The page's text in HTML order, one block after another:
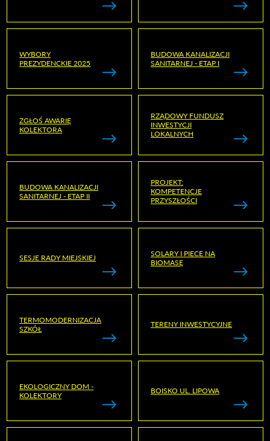
WYBORY
PREZYDENCKIE 2025
BUDOWA KANALIZACJI
SANITARNEJ - ETAP I
ZGŁOŚ AWARIĘ
KOLEKTORA
RZĄDOWY FUNDUSZ
INWESTYCJI
LOKALNYCH
BUDOWA KANALIZACJI
SANITARNEJ - ETAP II
PROJEKT:
KOMPETENCJE
PRZYSZŁOŚCI
SESJE RADY MIEJSKIEJ
SOLARY I PIECE NA
BIOMASĘ
TERMOMODERNIZACJA
SZKÓŁ
TERENY INWESTYCYJNE
EKOLOGICZNY DOM -
KOLEKTORY
BOISKO UL. LIPOWA